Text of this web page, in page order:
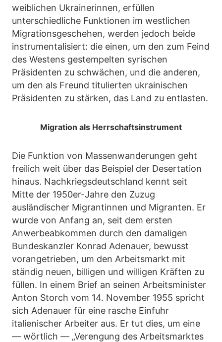
weiblichen Ukrainerinnen, erfüllen
unterschiedliche Funktionen im westlichen
Migrationsgeschehen, werden jedoch beide
instrumentalisiert: die einen, um den zum Feind
des Westens gestempelten syrischen
Präsidenten zu schwächen, und die anderen,
um den als Freund titulierten ukrainischen
Präsidenten zu stärken, das Land zu entlasten.
Migration als Herrschaftsinstrument
Die Funktion von Massenwanderungen geht
freilich weit über das Beispiel der Desertation
hinaus. Nachkriegsdeutschland kennt seit
Mitte der 1950er-Jahre den Zuzug
ausländischer Migrantinnen und Migranten. Er
wurde von Anfang an, seit dem ersten
Anwerbeabkommen durch den damaligen
Bundeskanzler Konrad Adenauer, bewusst
vorangetrieben, um den Arbeitsmarkt mit
ständig neuen, billigen und willigen Kräften zu
füllen. In einem Brief an seinen Arbeitsminister
Anton Storch vom 14. November 1955 spricht
sich Adenauer für eine rasche Einfuhr
italienischer Arbeiter aus. Er tut dies, um eine
— wörtlich — „Verengung des Arbeitsmarktes